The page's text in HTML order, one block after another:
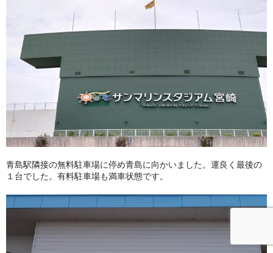
青島駅隣接の無料駐車場に停め青島に向かいました。運良く最後の
１台でした。有料駐車場も満車状態です。